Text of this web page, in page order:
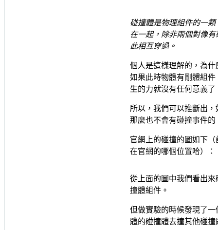
碰撞體是物理組件的一
在一起，除非兩個對像
此相互穿過。
個人是這樣理解的，為
如果此時物體有剛體組
生的力就沒有任何意義
所以，我們可以推斷出
那麼也不會有碰撞事件的
官網上的碰撞的圖如下
在官網的哪個位置哈）：
從上面的圖中我們看出
撞體組件。
但做實驗的時候發現了
體的碰撞體去撞其他碰